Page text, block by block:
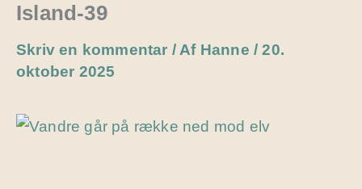
Island-39
Skriv en kommentar / Af Hanne/20.
oktober 2025